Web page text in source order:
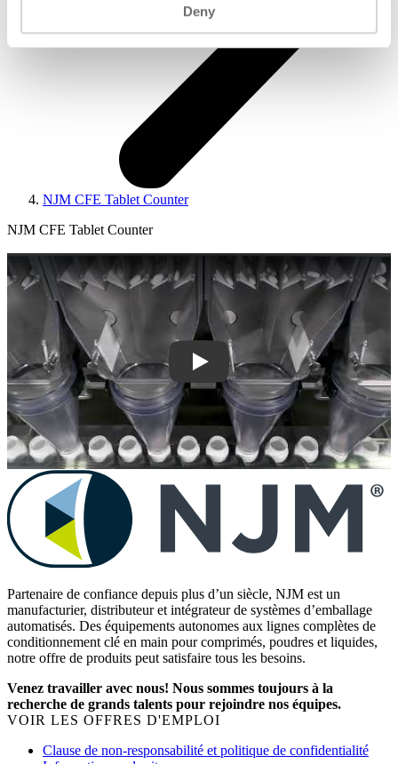
Deny
NJM CFE Tablet Counter
NJM CFE Tablet Counter
Play
Partenaire de confiance depuis plus d’un siècle, NJM est un
manufacturier, distributeur et intégrateur de systèmes d’emballage
automatisés. Des équipements autonomes aux lignes complètes de
conditionnement clé en main pour comprimés, poudres et liquides,
notre offre de produits peut satisfaire tous les besoins.
Venez travailler avec nous! Nous sommes toujours à la
recherche de grands talents pour rejoindre nos équipes.
VOIR LES OFFRES D'EMPLOI
Clause de non-responsabilité et politique de confidentialité